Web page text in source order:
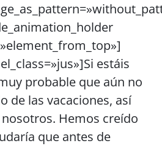
estáis
probable que aún no
de las vacaciones, así
Hemos creído
que antes de